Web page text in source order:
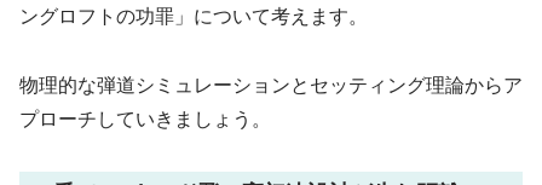
ングロフトの功罪」について考えます。
物理的な弾道シミュレーションとセッティング理論からア
プローチしていきましょう。